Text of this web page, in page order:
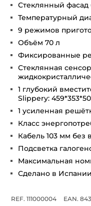
Стеклянный фасад
Температурный
9 режимов
Объём 70 л
Фиксированные
Стеклянная
1 глубокий
Slippery:
1 усиленная
Класс
Кабель 103 мм без
Подсветка
Максимальная
Сделано в Испании
REF. 111000004
EAN.